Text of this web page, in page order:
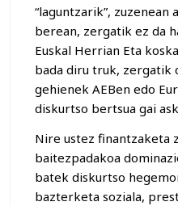
“laguntzarik”, zuzenean
berean, zergatik ez da
Euskal Herrian Eta
bada diru truk, zergatik
gehienek AEBen edo
diskurtso bertsua gai
Nire ustez finantzaketa
baitezpadakoa
batek diskurtso
bazterketa soziala,